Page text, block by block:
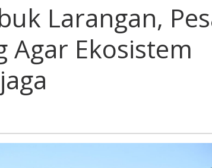
Larangan,
Agar Ekosistem